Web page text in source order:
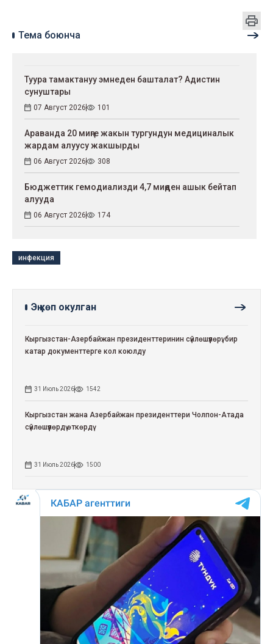
Тема боюнча
Туура тамактануу эмнеден башталат? Адистин
сунуштары
07 Август 2026 101
Араванда 20 миңге жакын тургундун медициналык
жардам алуусу жакшырды
06 Август 2026 308
Бюджеттик гемодиализди 4,7 миңден ашык бейтап
алууда
06 Август 2026 174
инфекция
Эң көп окулган
Кыргызстан-Азербайжан президенттеринин сүйлөшүүлөрү: бир
катар документтерге кол коюлду
31 Июль 2026 1542
Кыргызстан жана Азербайжан президенттери Чолпон-Атада
сүйлөшүүлөрдү өткөрдү
31 Июль 2026 1500